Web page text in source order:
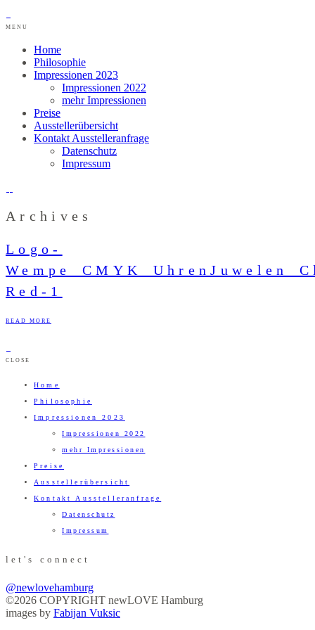
MENU
Home
Philosophie
Impressionen 2023
Impressionen 2022
mehr Impressionen
Preise
Ausstellerübersicht
Kontakt Ausstelleranfrage
Datenschutz
Impressum
Archives
Logo-
Red-1
READ MORE
CLOSE
Home
Philosophie
Impressionen 2023
Impressionen 2022
mehr Impressionen
Preise
Ausstellerübersicht
Kontakt Ausstelleranfrage
Datenschutz
Impressum
let's connect
@newlovehamburg
©2026 COPYRIGHT newLOVE Hamburg
images by Fabijan Vuksic